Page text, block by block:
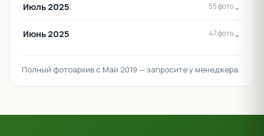
Июль 2025 55 фото⌄
Июнь 2025 47 фото⌄
Полный фотоархив с Май 2019 — запросите у менеджера.